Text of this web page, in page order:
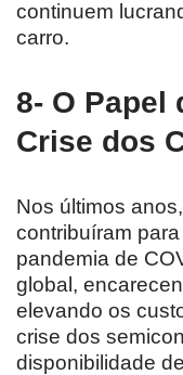
continuem
carro.
8- O Papel
Crise dos
Nos últimos
contribuíram
pandemia de
global,
elevando os
crise dos
disponibilidade